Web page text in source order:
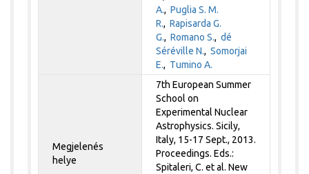
A.,Puglia S. M.
R.,Rapisarda G.
G.,Romano S.,dé
Séréville N.,Somorjai
E., Tumino A.
Megjelenés
helye
7th European Summer
School on
Experimental Nuclear
Astrophysics. Sicily,
Italy, 15-17 Sept., 2013.
Proceedings. Eds.:
Spitaleri, C. et al. New